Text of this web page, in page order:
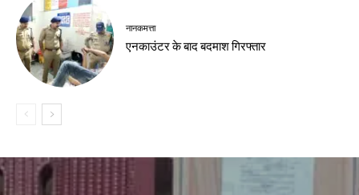
नानकमत्ता
एनकाउंटर के बाद बदमाश गिरफ्तार